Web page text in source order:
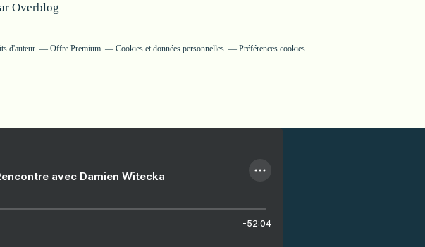
Overblog
d'auteur Offre Premium Cookies et données personnelles Préférences cookies
avec Damien Witecka
-52:04